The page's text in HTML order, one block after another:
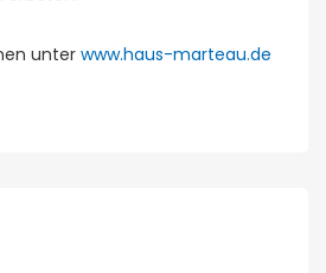
unter www.haus-marteau.de